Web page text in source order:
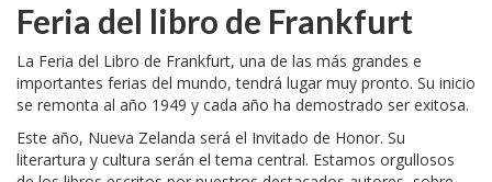
Feria del libro de Frankfurt
La Feria del Libro de Frankfurt, una de las más grandes e
importantes ferias del mundo, tendrá lugar muy pronto. Su inicio
se remonta al año 1949 y cada año ha demostrado ser exitosa.
Este año, Nueva Zelanda será el Invitado de Honor. Su
literartura y cultura serán el tema central. Estamos orgullosos